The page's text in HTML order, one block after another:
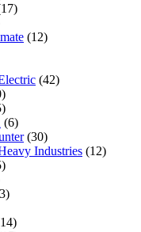
(12)
(42)
(6)
(30)
Industries (12)